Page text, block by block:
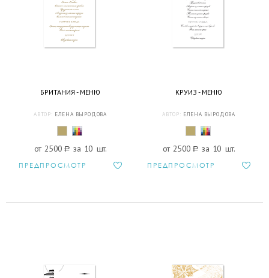
БРИТАНИЯ - МЕНЮ
АВТОР: ЕЛЕНА ВЫРОДОВА
от 2500 a за 10 шт.
ПРЕДПРОСМОТР
КРУИЗ - МЕНЮ
АВТОР: ЕЛЕНА ВЫРОДОВА
от 2500 a за 10 шт.
ПРЕДПРОСМОТР